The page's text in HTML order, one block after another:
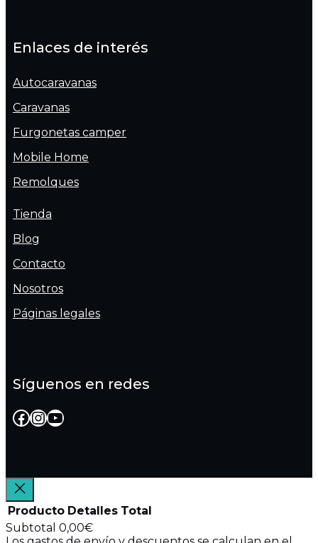
Enlaces de interés
Autocaravanas
Caravanas
Furgonetas camper
Mobile Home
Remolques
Tienda
Blog
Contacto
Nosotros
Páginas legales
Síguenos en redes
Facebook
Instagram
YouTube
Producto Detalles Total
Subtotal 0,00€